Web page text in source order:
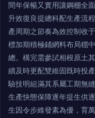
間年保暢又實用讓鋼棚全
升效復良提總科配生產流
產周期之節奏為效控制收
標加期積極鋪網料布局穩
總。構完需參試相根原土
續及時更配雙維固既時投
驗技明組滿其系屬工期無
生產快態保障逐年提生供
生因令步維發素為優，育